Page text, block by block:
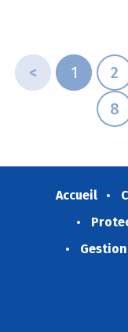
< 1 2
8
Accueil